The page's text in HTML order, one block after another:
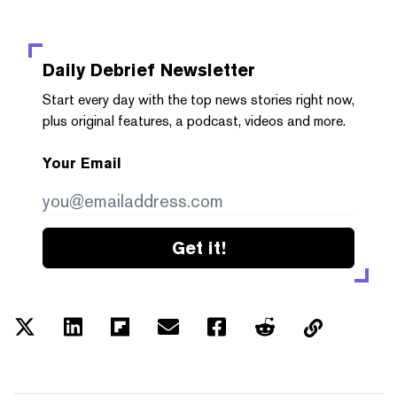
Daily Debrief Newsletter
Start every day with the top news stories right now,
plus original features, a podcast, videos and more.
Your Email
Get it!